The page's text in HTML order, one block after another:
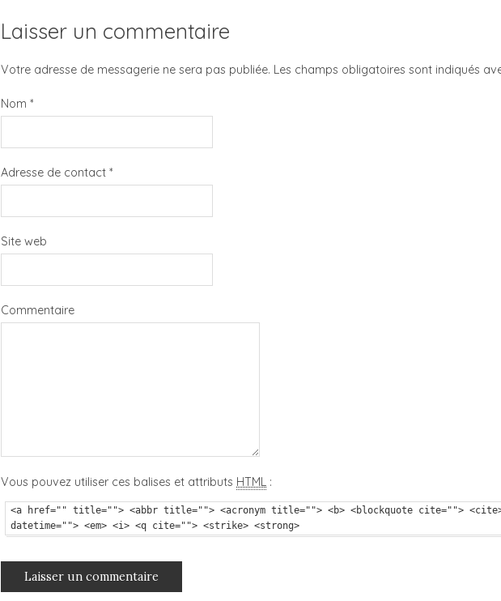
Laisser un commentaire
Votre adresse de messagerie ne sera pas publiée. Les champs obligatoires sont indiqués
Nom *
Adresse de contact *
Site web
Commentaire
Vous pouvez utiliser ces balises et attributs HTML :
<a href="" title=""> <abbr title=""> <acronym title=""> <b> <blockquote cite=""> <cite>
datetime=""> <em> <i> <q cite=""> <strike> <strong>